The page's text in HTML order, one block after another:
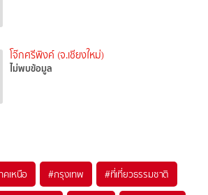
โจ๊กศรีพิงค์ (จ.เชียงใหม่)
ไม่พบข้อมูล
คเหนือ #กรุงเทพ #ที่เที่ยวธรรมชาติ